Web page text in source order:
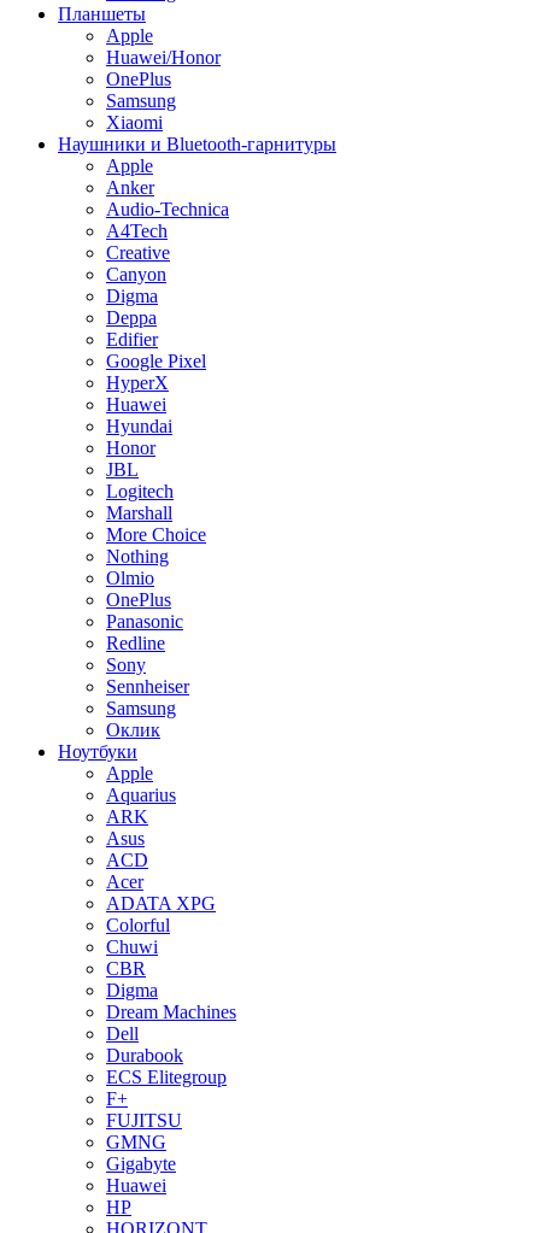
Планшеты
Apple
Huawei/Honor
OnePlus
Samsung
Xiaomi
Наушники и Bluetooth-гарнитуры
Apple
Anker
Audio-Technica
A4Tech
Creative
Canyon
Digma
Deppa
Edifier
Google Pixel
HyperX
Huawei
Hyundai
Honor
JBL
Logitech
Marshall
More Choice
Nothing
Olmio
OnePlus
Panasonic
Redline
Sony
Sennheiser
Samsung
Оклик
Ноутбуки
Apple
Aquarius
ARK
Asus
ACD
Acer
ADATA XPG
Colorful
Chuwi
CBR
Digma
Dream Machines
Dell
Durabook
ECS Elitegroup
F+
FUJITSU
GMNG
Gigabyte
Huawei
HP